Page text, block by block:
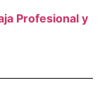
Profesional y